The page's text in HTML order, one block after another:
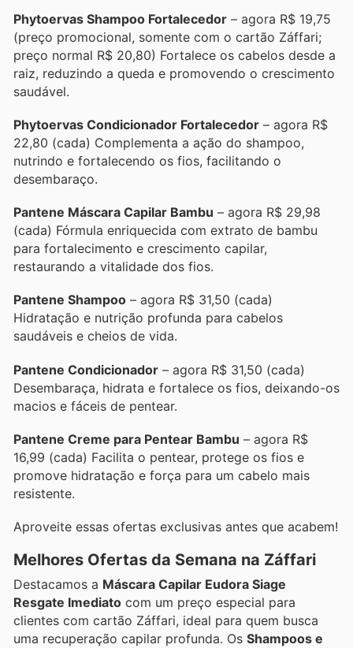
Phytoervas Shampoo Fortalecedor – agora R$ 19,75
(preço promocional, somente com o cartão Záffari;
preço normal R$ 20,80) Fortalece os cabelos desde a
raiz, reduzindo a queda e promovendo o crescimento
saudável.
Phytoervas Condicionador Fortalecedor – agora R$
22,80 (cada) Complementa a ação do shampoo,
nutrindo e fortalecendo os fios, facilitando o
desembaraço.
Pantene Máscara Capilar Bambu – agora R$ 29,98
(cada) Fórmula enriquecida com extrato de bambu
para fortalecimento e crescimento capilar,
restaurando a vitalidade dos fios.
Pantene Shampoo – agora R$ 31,50 (cada)
Hidratação e nutrição profunda para cabelos
saudáveis e cheios de vida.
Pantene Condicionador – agora R$ 31,50 (cada)
Desembaraça, hidrata e fortalece os fios, deixando-os
macios e fáceis de pentear.
Pantene Creme para Pentear Bambu – agora R$
16,99 (cada) Facilita o pentear, protege os fios e
promove hidratação e força para um cabelo mais
resistente.
Aproveite essas ofertas exclusivas antes que acabem!
Melhores Ofertas da Semana na Záffari
Destacamos a Máscara Capilar Eudora Siage
Resgate Imediato com um preço especial para
clientes com cartão Záffari, ideal para quem busca
uma recuperação capilar profunda. Os Shampoos e